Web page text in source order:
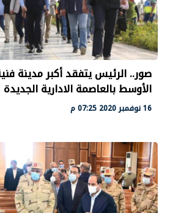
صور.. الرئيس يتفقد أكبر مدينة
الأوسط بالعاصمة الادارية الجديدة
16 نوفمبر 2020 07:25 م